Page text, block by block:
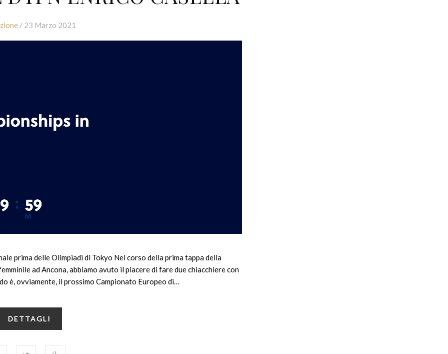
/ 23 Marzo 2021
prima delle Olimpiadi di Tokyo Nel corso della prima tappa della
ad Ancona, abbiamo avuto il piacere di fare due chiacchiere con
è, ovviamente, il prossimo Campionato Europeo di…
DETTAGLI